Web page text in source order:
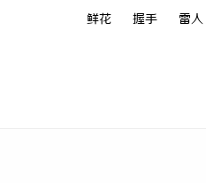
鲜花 握手 雷人